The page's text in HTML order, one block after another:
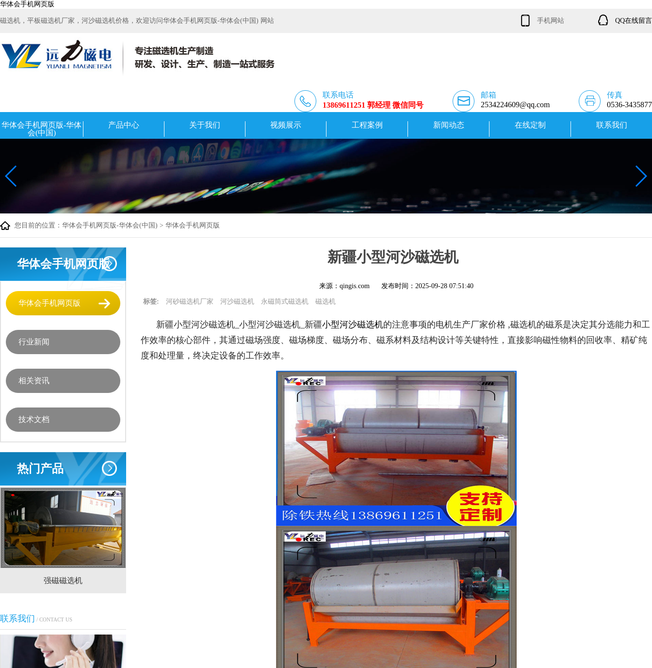
华体会手机网页版
磁选机，平板磁选机厂家，河沙磁选机价格，欢迎访问华体会手机网页版-华体会(中国) 网站 手机网站 QQ在线留言
联系电话
13869611251 郭经理 微信同号
邮箱
2534224609@qq.com
传真
0536-3435877
华体会手机网页版-华体
会(中国)
产品中心 关于我们 视频展示 工程案例 新闻动态 在线定制 联系我们
您目前的位置： 华体会手机网页版-华体会(中国) > 华体会手机网页版
华体会手机网页版
华体会手机网页版
行业新闻
相关资讯
技术文档
热门产品
强磁磁选机 稀土永磁辊式强磁选机 RCT系列全磁永磁滚筒
联系我们 / CONTACT US
新疆小型河沙磁选机
来源：qingis.com 发布时间： 2025-09-28 07:51:40
标签: 河砂磁选机厂家 河沙磁选机 永磁筒式磁选机 磁选机
新疆小型河沙磁选机_小型河沙磁选机_新疆小型河沙磁选机的注意事项的电机生产厂家价格 ,磁选机的磁系是决定其分选能力和工
作效率的核心部件，其通过磁场强度、磁场梯度、磁场分布、磁系材料及结构设计等关键特性，直接影响磁性物料的回收率、精矿纯
度和处理量，终决定设备的工作效率。